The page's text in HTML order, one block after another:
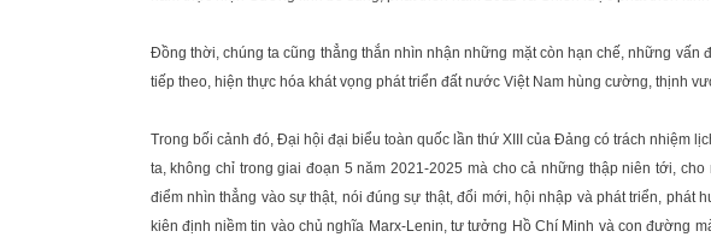
Đồng thời, chúng ta cũng thẳng thắn nhìn nhận những mặt còn hạn chế, những vấn
tiếp theo, hiện thực hóa khát vọng phát triển đất nước Việt Nam hùng cường, thịnh
Trong bối cảnh đó, Đại hội đại biểu toàn quốc lần thứ XIII của Đảng có trách nhiệm
ta, không chỉ trong giai đoạn 5 năm 2021-2025 mà cho cả những thập niên tới,
điểm nhìn thẳng vào sự thật, nói đúng sự thật, đổi mới, hội nhập và phát triển, phát
kiên định niềm tin vào chủ nghĩa Marx-Lenin, tư tưởng Hồ Chí Minh và con đường